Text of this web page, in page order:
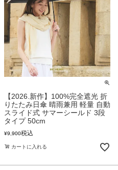
【2026.新作】100%完全遮光 折
りたたみ日傘 晴雨兼用 軽量 自動
スライド式 サマーシールド 3段
タイプ 50cm
¥9,900税込
カートに入れる